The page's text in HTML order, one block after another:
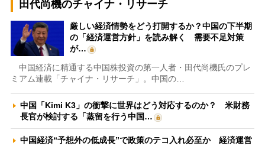
田代尚機のチャイナ・リサーチ
厳しい経済情勢をどう打開するか？中国の下半期
の「経済運営方針」を読み解く 需要不足対策
が…
中国経済に精通する中国株投資の第一人者・田代尚機氏のプレ
ミアム連載「チャイナ・リサーチ」。中国の…
中国「Kimi K3」の衝撃に世界はどう対応するのか？ 米財務
長官が検討する「蒸留を行う中国…
中国経済“予想外の低成長”で政策のテコ入れ必至か 経済運営